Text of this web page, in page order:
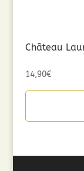
Château
14,90€